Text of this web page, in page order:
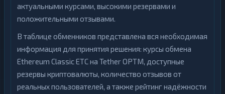
актуальными курсами, высокими резервами и
положительными отзывами.
В таблице обменников представлена вся необходимая
информация для принятия решения: курсы обмена
Ethereum Classic ETC на Tether OPTM, доступные
резервы криптовалюты, количество отзывов от
реальных пользователей, а также рейтинг надёжности